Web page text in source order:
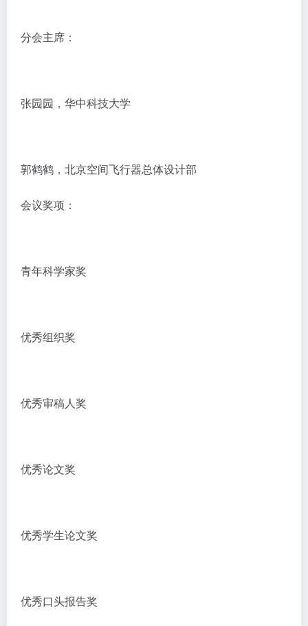
分会主席：
张园园，华中科技大学
郭鹤鹤，北京空间飞行器总体设计部
会议奖项：
青年科学家奖
优秀组织奖
优秀审稿人奖
优秀论文奖
优秀学生论文奖
优秀口头报告奖